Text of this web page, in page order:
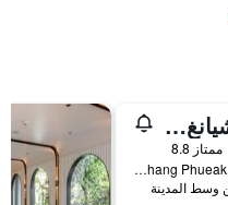
إيبيس تشيانغ ماي نيمان جورنيوب
ممتاز 8.8
7-17 Moo 2, Huay Kaew Road Chang Phueak, Muang, شيانج ماي, تايلاند